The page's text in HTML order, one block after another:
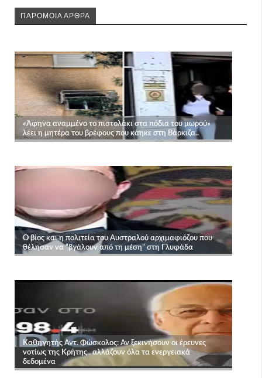
ΠΑΡΟΜΟΙΑ ΑΡΘΡΑ